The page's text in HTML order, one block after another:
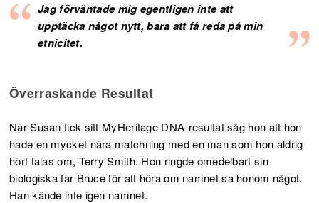
Jag förväntade mig egentligen inte att
upptäcka något nytt, bara att få reda på min
etnicitet.
Överraskande Resultat
När Susan fick sitt MyHeritage DNA-resultat såg hon att hon
hade en mycket nära matchning med en man som hon aldrig
hört talas om, Terry Smith. Hon ringde omedelbart sin
biologiska far Bruce för att höra om namnet sa honom något.
Han kände inte igen namnet.